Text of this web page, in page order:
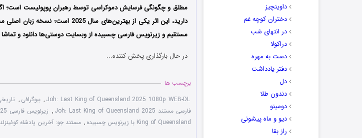
داوینچیز
دختران کوچه غم
در انتهای شب
دراکولا
دست به مهره
دفتر یادداشت
دل
دندون طلا
دومینو
دیو و ماه پیشونی
راز بقا
مطلق و چگونگی فرسایش دموکراسی توسط رهبران پوپولیست است؛
دارید، این اثر یکی از بهترین‌های سال 2025 است؛
نسخه زبان اصلی
مستقیم و زیرنویس فارسی چسبیده از وبسایت دوستی‌ها دانلود و تماشا
در حال بارگذاری پخش کننده...
برچسب ها
Joh: Last King of Queensland 2025 1080p WEB-DL
, بیوگرافی ,
فارسی مستند Joh: Last King of Queensland 2025
, زیرنویس فارسی Joh: Last King of Queensland 2025
King of Queensland با زیرنویس چسبیده
, مستند جو: آخرین پادشاه کوئینزلند